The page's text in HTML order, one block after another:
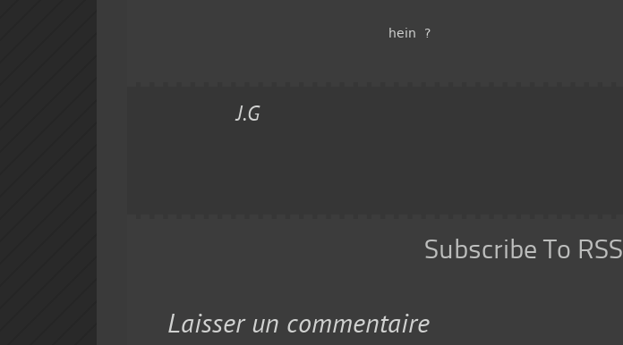
hein ?
J.G
Subscribe To RSS
Laisser un commentaire